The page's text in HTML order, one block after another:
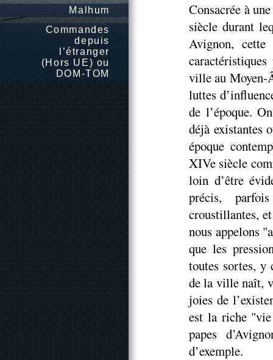
Malhum
Commandes
depuis
l’étranger
(Hors UE) ou
DOM-TOM
Consacrée à
siècle durant
Avignon,
ville au Moyen-
luttes
de l’époque.
déjà existantes
époque
XIVe siècle
loin d’être
précis,
croustillantes,
nous appelons
que les
toutes sortes, y
de la ville naît,
joies de
est la riche "vie
papes
d’exemple.